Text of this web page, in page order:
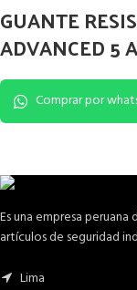
GUANTE
ADVANCED 5
Comprar por
Es una empresa
artículos de seguridad
Lima